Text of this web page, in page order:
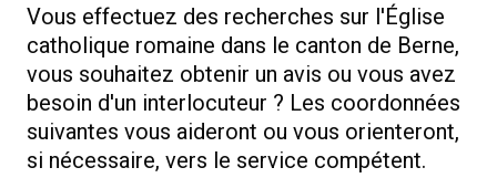
Vous effectuez des recherches sur l'Église
catholique romaine dans le canton de Berne,
vous souhaitez obtenir un avis ou vous avez
besoin d'un interlocuteur ? Les coordonnées
suivantes vous aideront ou vous orienteront,
si nécessaire, vers le service compétent.